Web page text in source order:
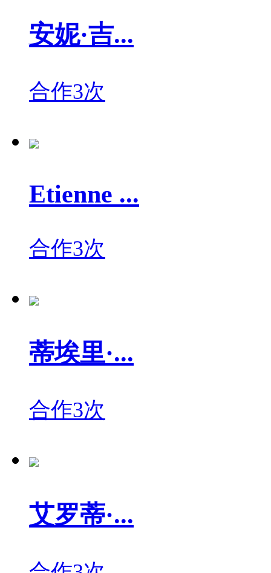
安妮·吉...
合作3次
Etienne ...
合作3次
蒂埃里·...
合作3次
艾罗蒂·...